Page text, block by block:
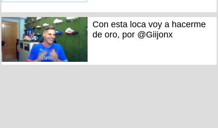
Con esta loca voy a hacerme
de oro, por @Giijonx